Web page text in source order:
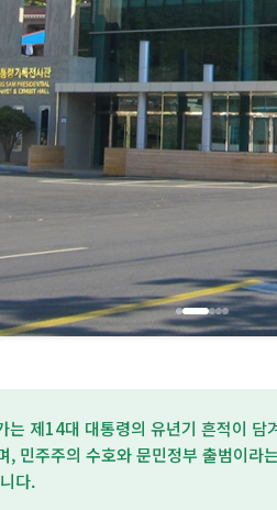
는 제14대 대통령의 유년기 흔적이 담
, 민주주의 수호와 문민정부 출범이라
다.